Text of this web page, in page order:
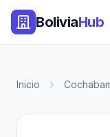
BoliviaHub
Inicio